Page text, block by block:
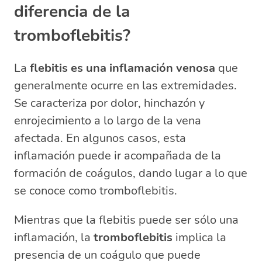
diferencia de la
tromboflebitis?
La flebitis es una inflamación venosa que
generalmente ocurre en las extremidades.
Se caracteriza por dolor, hinchazón y
enrojecimiento a lo largo de la vena
afectada. En algunos casos, esta
inflamación puede ir acompañada de la
formación de coágulos, dando lugar a lo que
se conoce como tromboflebitis.
Mientras que la flebitis puede ser sólo una
inflamación, la tromboflebitis implica la
presencia de un coágulo que puede